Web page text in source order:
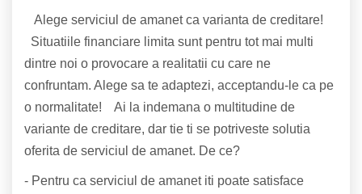
Alege serviciul de amanet ca varianta de creditare!
Situatiile financiare limita sunt pentru tot mai multi
dintre noi o provocare a realitatii cu care ne
confruntam. Alege sa te adaptezi, acceptandu-le ca pe
o normalitate! Ai la indemana o multitudine de
variante de creditare, dar tie ti se potriveste solutia
oferita de serviciul de amanet. De ce?
- Pentru ca serviciul de amanet iti poate satisface